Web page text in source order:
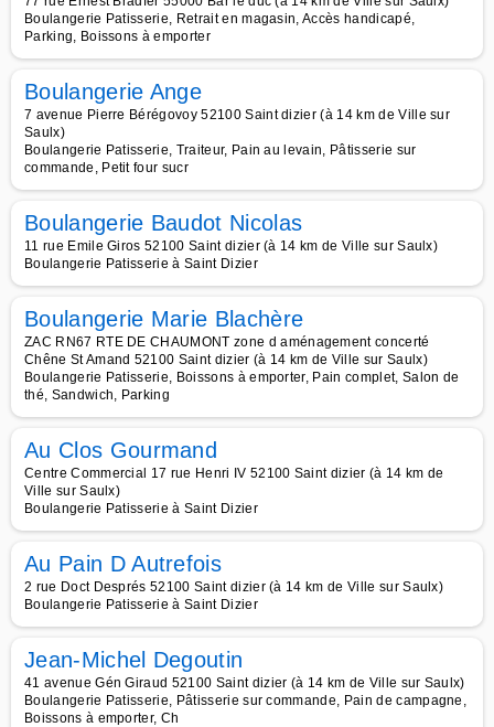
Boulangerie Patisserie, Retrait en magasin, Accès handicapé,
Parking, Boissons à emporter
Boulangerie Ange
7 avenue Pierre Bérégovoy 52100 Saint dizier (à 14 km de Ville sur
Saulx)
Boulangerie Patisserie, Traiteur, Pain au levain, Pâtisserie sur
commande, Petit four sucr
Boulangerie Baudot Nicolas
11 rue Emile Giros 52100 Saint dizier (à 14 km de Ville sur Saulx)
Boulangerie Patisserie à Saint Dizier
Boulangerie Marie Blachère
ZAC RN67 RTE DE CHAUMONT zone d aménagement concerté
Chêne St Amand 52100 Saint dizier (à 14 km de Ville sur Saulx)
Boulangerie Patisserie, Boissons à emporter, Pain complet, Salon de
thé, Sandwich, Parking
Au Clos Gourmand
Centre Commercial 17 rue Henri IV 52100 Saint dizier (à 14 km de
Ville sur Saulx)
Boulangerie Patisserie à Saint Dizier
Au Pain D Autrefois
2 rue Doct Després 52100 Saint dizier (à 14 km de Ville sur Saulx)
Boulangerie Patisserie à Saint Dizier
Jean-Michel Degoutin
41 avenue Gén Giraud 52100 Saint dizier (à 14 km de Ville sur Saulx)
Boulangerie Patisserie, Pâtisserie sur commande, Pain de campagne,
Boissons à emporter, Ch